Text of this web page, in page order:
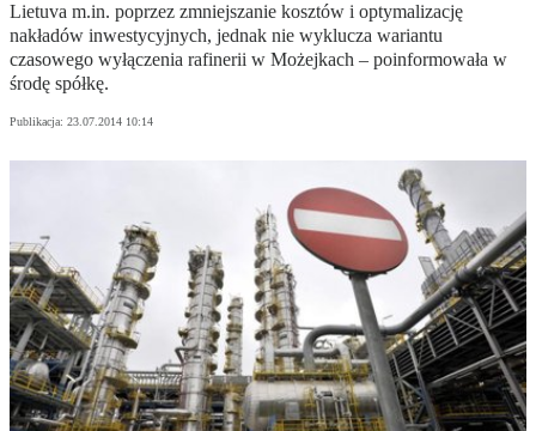
Lietuva m.in. poprzez zmniejszanie kosztów i optymalizację
nakładów inwestycyjnych, jednak nie wyklucza wariantu
czasowego wyłączenia rafinerii w Możejkach – poinformowała w
środę spółkę.
Publikacja: 23.07.2014 10:14